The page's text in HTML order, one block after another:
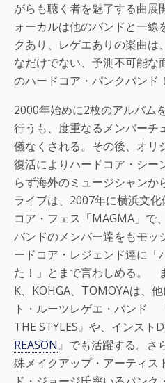
がらも聴く者を魅了する曲展
ォーカルは他のバンドと一線
クあり、レゲエありの楽曲は
なだけでない、予測不可能な
のハードコア・パンクバンド
2000年始めに2枚のアルバム
行うも、度重なるメンバーチ
儀なくされる。その後、オリ
復活によりハードコア・シー
らず海外のミュージシャン
ライブは、2007年に横浜文
コア・フェス「MAGMA」で
バンドのメンバー達をもモッ
ードコア・レジェンド達に「
た！」とまで言わしめる。
K、KOHGA、TOMOYAは、
ト・ルーツレゲエ・バンド
THE STYLES』や、インスト
REASON』でも活躍する。さ
殊メイクアップ・アーティス